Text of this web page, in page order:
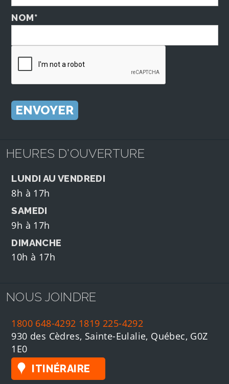
NOM*
HEURES D'OUVERTURE
LUNDI AU VENDREDI
8h à 17h
SAMEDI
9h à 17h
DIMANCHE
10h à 17h
NOUS JOINDRE
1800 648-4292 1819 225-4292
930 des Cèdres, Sainte-Eulalie, Québec, G0Z
1E0
ITINÉRAIRE